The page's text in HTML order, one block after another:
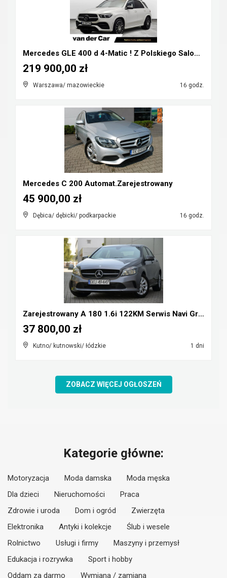
Mercedes GLE 400 d 4-Matic ! Z Polskiego Salonu ! ...
Warszawa/ mazowieckie 16 godz.
219 900,00 zł
Mercedes C 200 Automat.Zarejestrowany
Dębica/ dębicki/ podkarpackie 16 godz.
45 900,00 zł
Zarejestrowany A 180 1.6i 122KM Serwis Navi Grz.fo...
Kutno/ kutnowski/ łódzkie 1 dni
37 800,00 zł
ZOBACZ WIĘCEJ OGŁOSZEŃ
Kategorie główne:
Motoryzacja Moda damska
Moda męska
Dla dzieci
Nieruchomości
Praca
Zdrowie i uroda
Dom i ogród
Zwierzęta
Elektronika
Antyki i kolekcje
Ślub i wesele
Rolnictwo
Usługi i firmy
Maszyny i przemysł
Edukacja i rozrywka
Sport i hobby
Oddam za darmo
Wymiana / zamiana